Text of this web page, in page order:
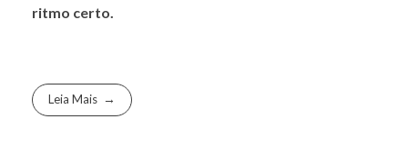
ritmo certo.
Leia Mais